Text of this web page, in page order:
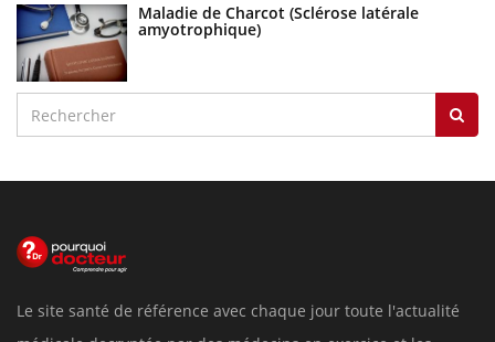
Maladie de Charcot (Sclérose latérale
amyotrophique)
Le site santé de référence avec chaque jour toute l'actualité